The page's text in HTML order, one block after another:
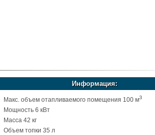
Информация:
Макс. объем отапливаемого помещения 100 м3
Мощность 6 кВт
Масса 42 кг
Объем топки 35 л